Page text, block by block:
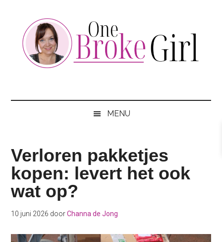
content
secondary
MENU
Verloren pakketjes
kopen: levert het ook
wat op?
10 juni 2026 doorChanna de Jong